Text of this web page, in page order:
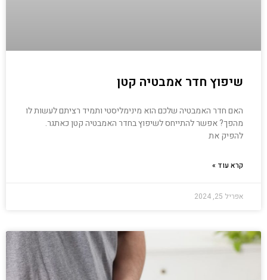
שיפוץ חדר אמבטיה קטן
האם חדר האמבטיה שלכם הוא מינימליסטי ותמיד רציתם לעשות לו
מהפך? אפשר להתייחס לשיפוץ בחדר האמבטיה קטן כאתגר.
להפיק את
קרא עוד »
אפריל 25, 2024